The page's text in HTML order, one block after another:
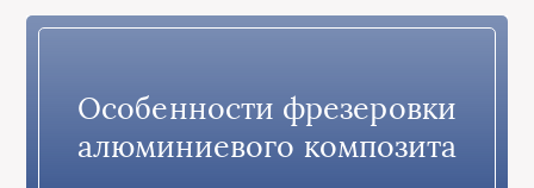
Особенности фрезеровки
алюминиевого композита